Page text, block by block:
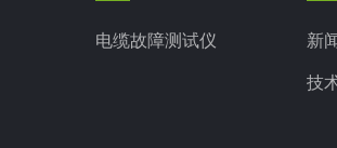
电缆故障测试仪 新
技